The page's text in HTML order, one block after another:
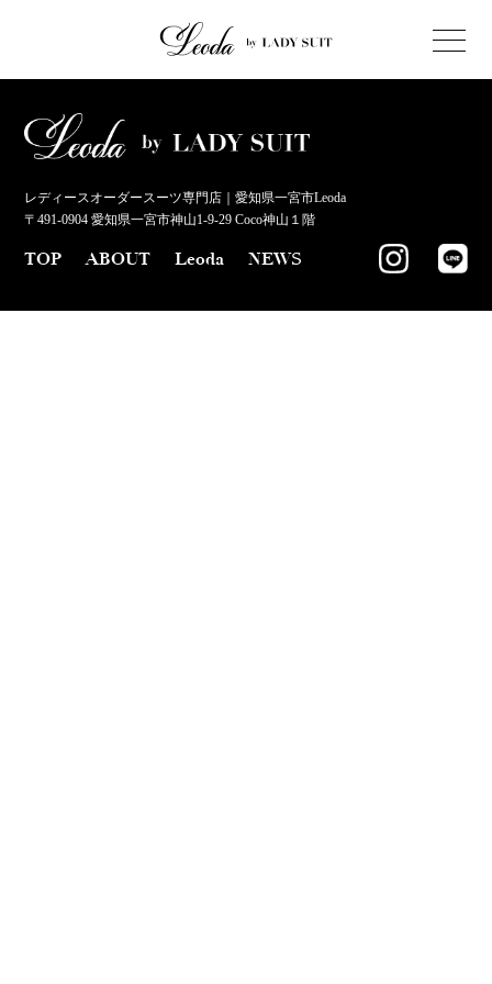
レディースオーダースーツ専門店｜愛知県一宮市Leoda
〒491-0904 愛知県一宮市神山1-9-29 Coco神山１階
TOP ABOUT Leoda NEWS